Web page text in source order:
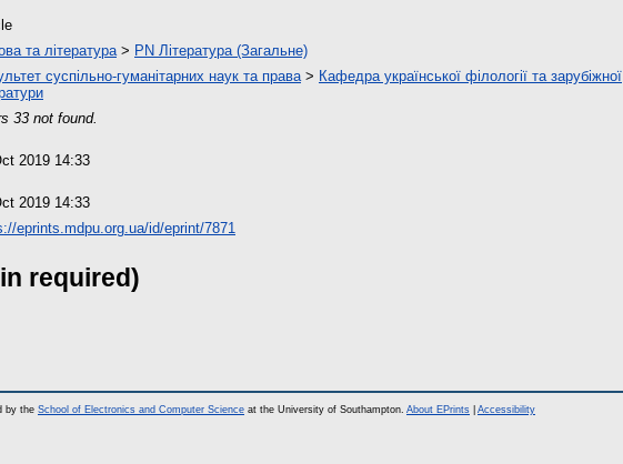
та література> PN Література (Загальне)
суспільно-гуманітарних наук та права> Кафедра української філології та зарубіжної
33 not found.
2019 14:33
2019 14:33
eprints.mdpu.org.ua/id/eprint/7871
required)
by the School of Electronics and Computer Science at the University of Southampton. About EPrints Accessibility